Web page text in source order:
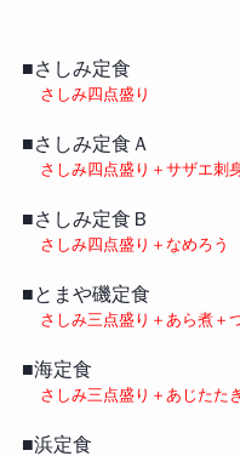
■さしみ定食
さしみ四点盛り
■さしみ定食Ａ
さしみ四点盛り＋サザエ刺
■さしみ定食Ｂ
さしみ四点盛り＋なめろう
■とまや磯定食
さしみ三点盛り＋あら煮＋
■海定食
さしみ三点盛り＋あじたた
■浜定食